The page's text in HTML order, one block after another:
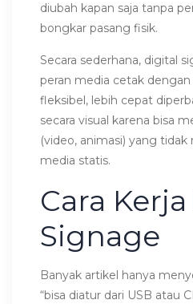
diubah kapan saja tanpa
bongkar pasang fisik.
Secara sederhana, digital
peran media cetak dengan
fleksibel, lebih cepat
secara visual karena bisa
(video, animasi) yang
media statis.
Cara
Signage
Banyak artikel hanya
“bisa diatur dari USB atau